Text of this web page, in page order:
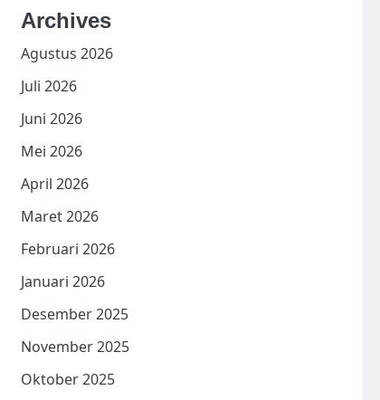
Archives
Agustus 2026
Juli 2026
Juni 2026
Mei 2026
April 2026
Maret 2026
Februari 2026
Januari 2026
Desember 2025
November 2025
Oktober 2025